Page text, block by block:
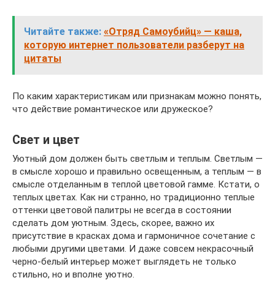
Читайте также: «Отряд Самоубийц» — каша,
которую интернет пользователи разберут на
цитаты
По каким характеристикам или признакам можно понять,
что действие романтическое или дружеское?
Свет и цвет
Уютный дом должен быть светлым и теплым. Светлым —
в смысле хорошо и правильно освещенным, а теплым — в
смысле отделанным в теплой цветовой гамме. Кстати, о
теплых цветах. Как ни странно, но традиционно теплые
оттенки цветовой палитры не всегда в состоянии
сделать дом уютным. Здесь, скорее, важно их
присутствие в красках дома и гармоничное сочетание с
любыми другими цветами. И даже совсем некрасочный
черно-белый интерьер может выглядеть не только
стильно, но и вполне уютно.